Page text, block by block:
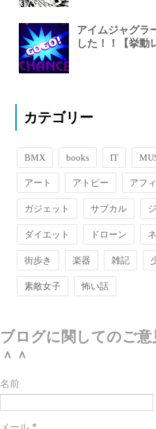
アイムジャグラ
した！！【挙動
カテゴリー
BMX books IT
アート アトピー アフ
ガジェット サブカル
ダイエット ドローン
街歩き 楽器 雑記
素敵女子 怖い話
ブログに関してのご
＾＾
名前